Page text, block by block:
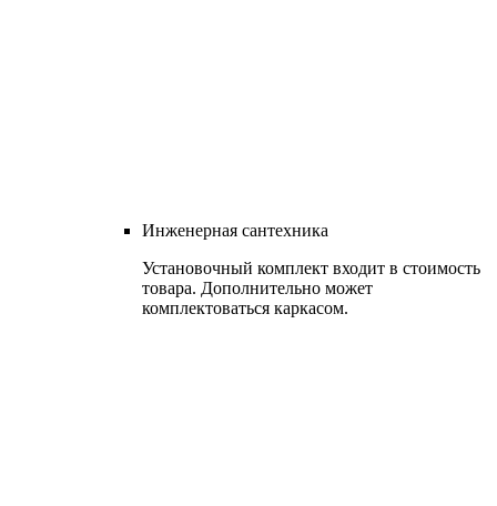
Инженерная сантехника
Установочный комплект входит в стоимость
товара. Дополнительно может
комплектоваться каркасом.